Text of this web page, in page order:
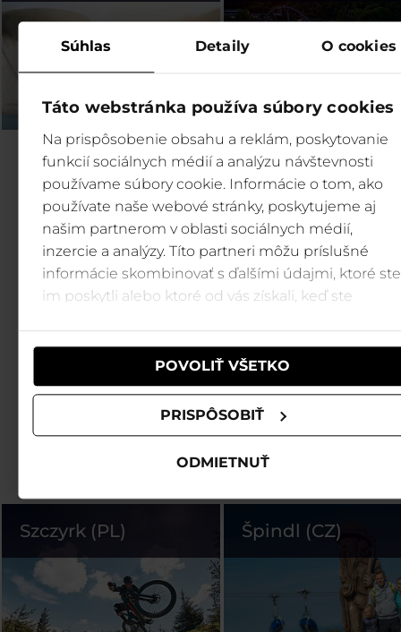
Súhlas Detaily O cookies
Táto webstránka používa súbory cookies
Na prispôsobenie obsahu a reklám, poskytovanie
funkcií sociálnych médií a analýzu návštevnosti
používame súbory cookie. Informácie o tom, ako
používate naše webové stránky, poskytujeme aj
našim partnerom v oblasti sociálnych médií,
inzercie a analýzy. Títo partneri môžu príslušné
informácie skombinovať s ďalšími údajmi, ktoré ste
im poskytli alebo ktoré od vás získali, keď ste
POVOLIŤ VŠETKO
PRISPÔSOBIŤ
ODMIETNUŤ
Szczyrk (PL) Špindl (CZ)